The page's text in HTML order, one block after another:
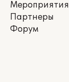
Мероприятия
Партнеры
Форум